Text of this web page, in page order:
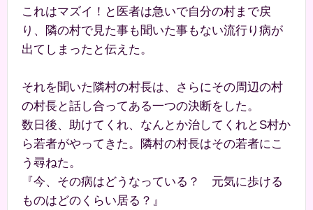
これはマズイ！と医者は急いで自分の村まで戻
り、隣の村で見た事も聞いた事もない流行り病が
出てしまったと伝えた。
それを聞いた隣村の村長は、さらにその周辺の村
の村長と話し合ってある一つの決断をした。
数日後、助けてくれ、なんとか治してくれとS村か
ら若者がやってきた。隣村の村長はその若者にこ
う尋ねた。
『今、その病はどうなっている？ 元気に歩ける
ものはどのくらい居る？』